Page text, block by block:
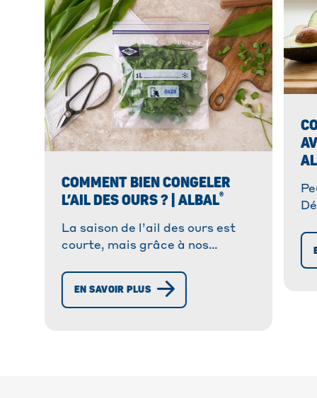
COMMENT BIEN CONGELER
L’AIL DES OURS ? | ALBAL®
La saison de l’ail des ours est
courte, mais grâce à nos
pouver conserver l'ail des ours
jusqu'à 10 mois. Suivez notre
EN SAVOIR PLUS